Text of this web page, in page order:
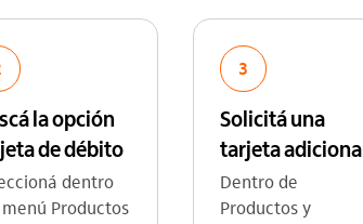
la opción
de débito
dentro
Productos
3
Solicitá una
tarjeta adicional
Dentro de
Productos y